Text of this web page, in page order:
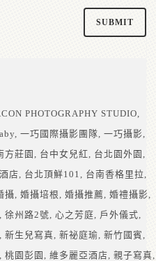
PHOTOGRAPHY STUDIO
一巧國際攝影團隊 一巧攝影
方莊園 台中女兒紅
台北園外園
店 台北頂鮮101
台南香格里拉
攝 婚攝培根 婚攝推薦 婚禮攝影
徐州路2號 心之芳庭
戶外儀式
新生兒寫真 新祕庭瑜 新竹國賓
桃園彭園 維多麗亞酒店 親子寫真